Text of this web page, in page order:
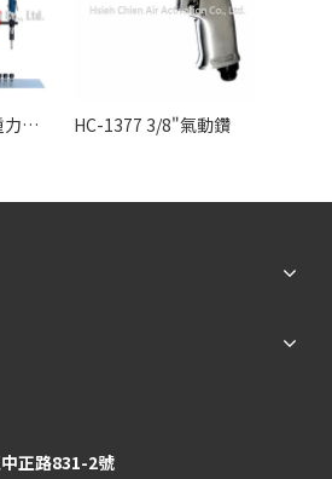
氣動攻牙機｜無重力搖臂式工業攻牙設備 HC-1377 3/8"氣動鑽
正路831-2號